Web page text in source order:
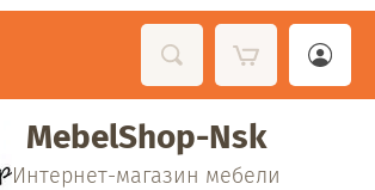
MebelShop-Nsk
Интернет-магазин мебели